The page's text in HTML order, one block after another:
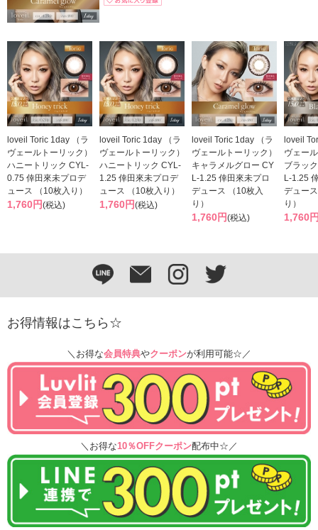
loveil Toric 1day （ラ
ヴェールトーリック）
ハニートリック CYL-
0.75 倖田來未プロデ
ュース （10枚入り）
1,760円(税込)
loveil Toric 1day （ラ
ヴェールトーリック）
ハニートリック CYL-
1.25 倖田來未プロデ
ュース （10枚入り）
1,760円(税込)
loveil Toric 1day （ラ
ヴェールトーリック）
キャラメルグロー CY
L-1.25 倖田來未プロ
デュース （10枚入
り）
1,760円(税込)
loveil
ヴェー
ブラッ
L-1.25
デュー
り）
1,760
お得情報はこちら☆
＼お得な会員特典やクーポンが利用可能☆／
＼お得な10％OFFクーポン配布中☆／